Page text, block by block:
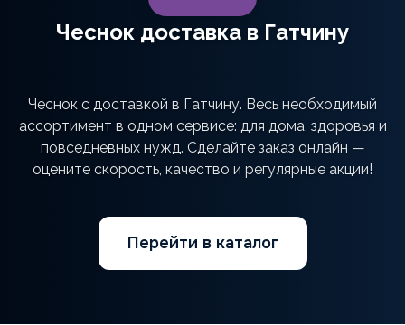
Чеснок доставка в Гатчину
Чеснок с доставкой в Гатчину. Весь необходимый
ассортимент в одном сервисе: для дома, здоровья и
повседневных нужд. Сделайте заказ онлайн —
оцените скорость, качество и регулярные акции!
Перейти в каталог